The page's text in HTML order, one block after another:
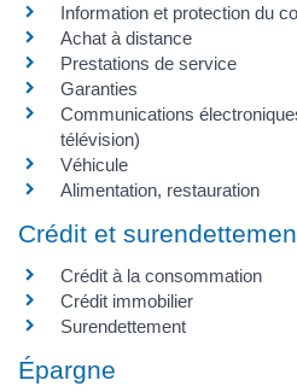
Information et protection du
Achat à distance
Prestations de service
Garanties
Communications
télévision)
Véhicule
Alimentation, restauration
Crédit et
Crédit à la consommation
Crédit immobilier
Surendettement
Épargne